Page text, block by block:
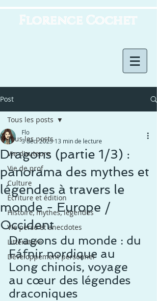
Florence Cochet
Post
Tous les posts
Vie d'auteure
Vie de prof
Culture
Écriture et édition
Histoire, mythes, légendes
Vie perso et anecdotes
Littérature
Développement personnel
Tous les posts
Dragons (partie 1/3) :
panorama des mythes et
légendes à travers le
monde - Europe /
Occident
Flo
3 déc. 2025 13 min de lecture
Dragons du monde : du
Fáfnir nordique au
Long chinois, voyage
au cœur des légendes
draconiques